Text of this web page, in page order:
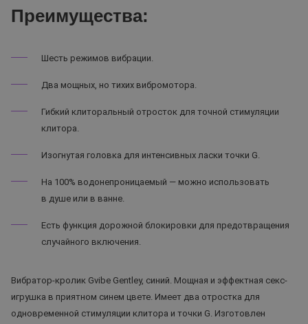
Преимущества:
Шесть режимов вибрации.
Два мощных, но тихих вибромотора.
Гибкий клиторальный отросток для точной стимуляции
клитора.
Изогнутая головка для интенсивных ласки точки G.
На 100% водонепроницаемый — можно использовать
в душе или в ванне.
Есть функция дорожной блокировки для предотвращения
случайного включения.
Вибратор-кролик Gvibe Gentley, синий. Мощная и эффектная секс-
игрушка в приятном синем цвете. Имеет два отростка для
одновременной стимуляции клитора и точки G. Изготовлен